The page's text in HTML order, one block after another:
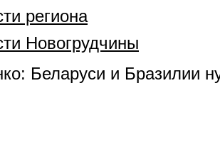
региона
Новогрудчины
Беларуси и Бразилии